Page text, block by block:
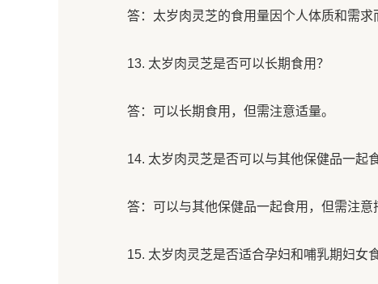
答：太岁肉灵芝的食用量因个人体质和需求
13. 太岁肉灵芝是否可以长期食用？
答：可以长期食用，但需注意适量。
14. 太岁肉灵芝是否可以与其他保健品一起
答：可以与其他保健品一起食用，但需注意
15. 太岁肉灵芝是否适合孕妇和哺乳期妇女